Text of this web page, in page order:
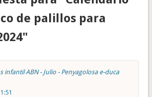
de palillos para
infantil ABN - Julio - Penyagolosa e-duca